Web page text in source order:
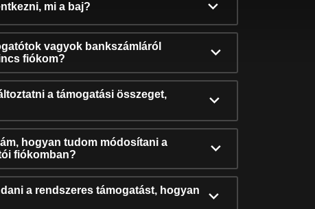
mi a baj?
vagyok bankszámláról
fiókom?
a támogatási összeget,
hogyan tudom módosítani a
fiókomban?
a rendszeres támogatást, hogyan